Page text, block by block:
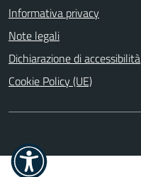
Informativa privacy
Note legali
Dichiarazione di accessibilità
Cookie Policy (UE)